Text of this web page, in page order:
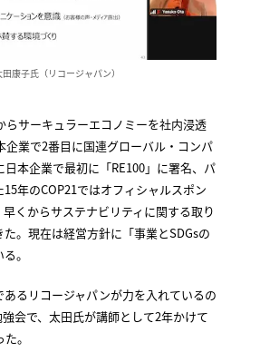
田康子氏（リコージャパン）
らサーキュラーエコノミーを社内浸透
企業で2番目に国連グローバル・コンパ
日本企業で最初に「RE100」に署名、パ
年のCOP21ではオフィシャルスポン
くからサステナビリティに関する取り
。現在は経営方針に「事業とSDGsの
。
るリコージャパンが力を入れているの
会で、太田氏が講師として2年かけて
。